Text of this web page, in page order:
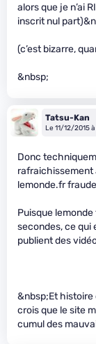
alors que je n’ai
inscrit nul
(c’est bizarre,
&nbsp;
Tatsu-Kan
Le 11/12/2015
Donc
rafraichissement
lemonde.fr
Puisque
secondes, ce qui
publient des
&nbsp;Et
crois que le site
cumul des